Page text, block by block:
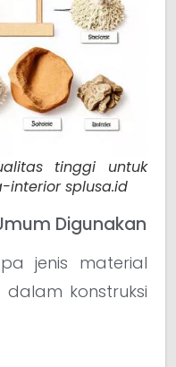
tinggi untuk
interior splusa.id
Digunakan
jenis material
konstruksi